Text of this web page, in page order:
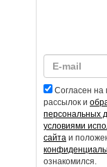
Согласен на
рассылок и
персональных
условиями
сайта и
ознакомился.